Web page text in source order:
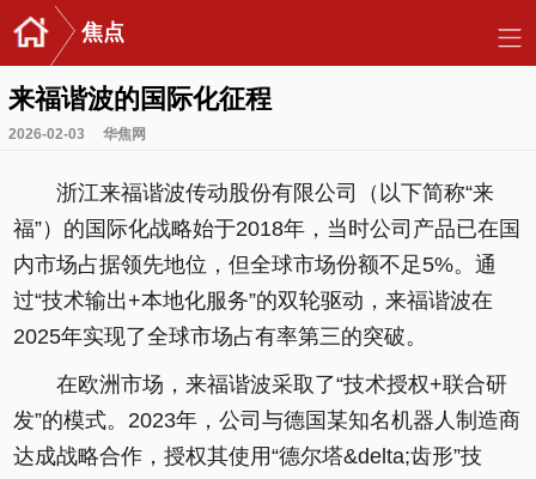
焦点
来福谐波的国际化征程
2026-02-03 华焦网
浙江来福谐波传动股份有限公司（以下简称“来
福”）的国际化战略始于2018年，当时公司产品已在国
内市场占据领先地位，但全球市场份额不足5%。通
过“技术输出+本地化服务”的双轮驱动，来福谐波在
2025年实现了全球市场占有率第三的突破。
在欧洲市场，来福谐波采取了“技术授权+联合研
发”的模式。2023年，公司与德国某知名机器人制造商
达成战略合作，授权其使用“德尔塔&delta;齿形”技